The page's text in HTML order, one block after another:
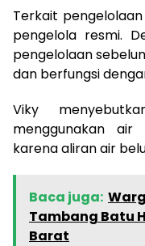
Terkait
pengelola resmi.
pengelolaan
dan berfungsi
Viky
menggunakan
karena aliran air
Baca juga:
Tambang Batu
Barat